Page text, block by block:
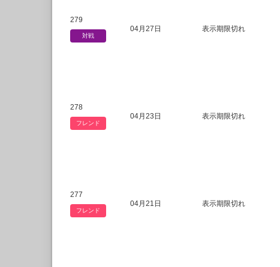
279
対戦
04月27日 表示期限切れ
278
フレンド
04月23日 表示期限切れ
277
フレンド
04月21日 表示期限切れ